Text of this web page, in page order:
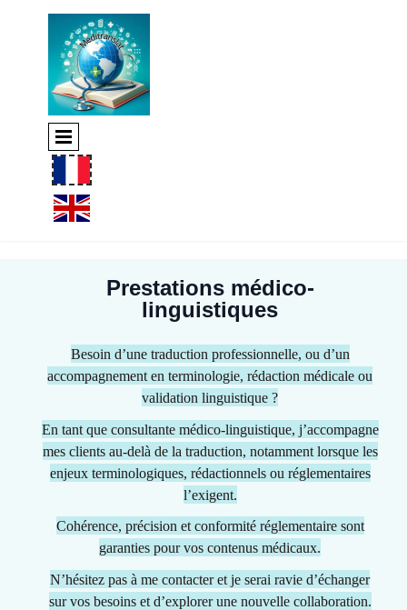
Prestations médico-
linguistiques
Besoin d’une traduction professionnelle, ou d’un
accompagnement en terminologie, rédaction médicale ou
validation linguistique ?
En tant que consultante médico-linguistique, j’accompagne
mes clients au-delà de la traduction, notamment lorsque les
enjeux terminologiques, rédactionnels ou réglementaires
l’exigent.
Cohérence, précision et conformité réglementaire sont
garanties pour vos contenus médicaux.
N’hésitez pas à me contacter et je serai ravie d’échanger
sur vos besoins et d’explorer une nouvelle collaboration.